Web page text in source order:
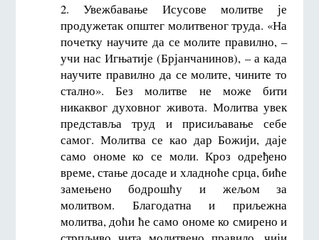
2. Увежбавање Исусове молитве је
продужетак општег молитвеног труда. «На
почетку научите да се молите правилно, –
учи нас Игњатије (Брјанчанинов), – а када
научите правилно да се молите, чините то
стално». Без молитве не може бити
никаквог духовног живота. Молитва увек
представља труд и присиљавање себе
самог. Молитва се као дар Божији, даје
само ономе ко се моли. Кроз одређено
време, стање досаде и хладноће срца, биће
замењено бодрошћу и жељом за
молитвом. Благодатна и приљежна
молитва, доћи ће само ономе ко смирено и